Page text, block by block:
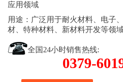
应用领域
用途：广泛用于耐火材料、电子
材、特种材料、新材料开发等领
全国24小时销售热线:
0379-